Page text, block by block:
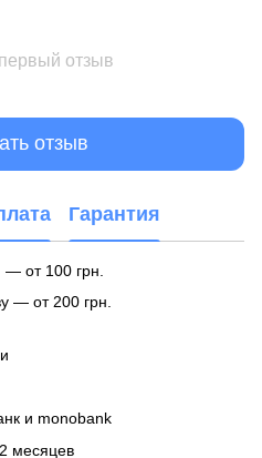
отзыв
отзыв
Гарантия
от 100 грн.
— от 200 грн.
и monobank
месяцев